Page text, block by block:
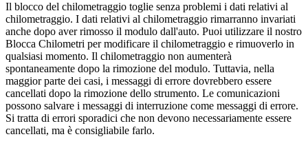
Il blocco del chilometraggio toglie senza problemi i dati relativi al
chilometraggio. I dati relativi al chilometraggio rimarranno invariati
anche dopo aver rimosso il modulo dall'auto. Puoi utilizzare il nostro
Blocca Chilometri per modificare il chilometraggio e rimuoverlo in
qualsiasi momento. Il chilometraggio non aumenterà
spontaneamente dopo la rimozione del modulo. Tuttavia, nella
maggior parte dei casi, i messaggi di errore dovrebbero essere
cancellati dopo la rimozione dello strumento. Le comunicazioni
possono salvare i messaggi di interruzione come messaggi di errore.
Si tratta di errori sporadici che non devono necessariamente essere
cancellati, ma è consigliabile farlo.